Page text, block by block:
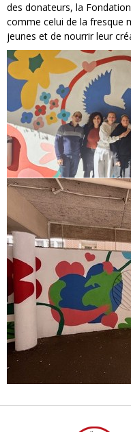
des donateurs, la
comme celui de la fresque
jeunes et de nourrir leur